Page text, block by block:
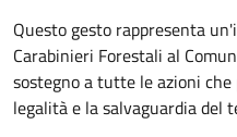
Questo gesto rappresenta
Carabinieri Forestali al
sostegno a tutte le azioni
legalità e la salvaguardia del